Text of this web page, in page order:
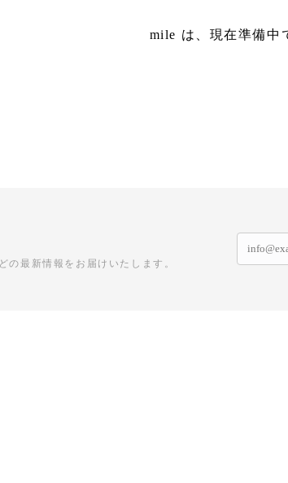
mile は、現在準備中
の最新情報をお届けいたします。